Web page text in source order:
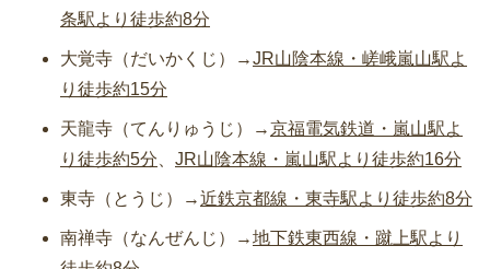
条駅より徒歩約8分
大覚寺（だいかくじ）→JR山陰本線・嵯峨嵐山駅よ
り徒歩約15分
天龍寺（てんりゅうじ）→京福電気鉄道・嵐山駅よ
り徒歩約5分、 JR山陰本線・嵐山駅より徒歩約16分
東寺（とうじ）→近鉄京都線・東寺駅より徒歩約8分
南禅寺（なんぜんじ）→地下鉄東西線・蹴上駅より